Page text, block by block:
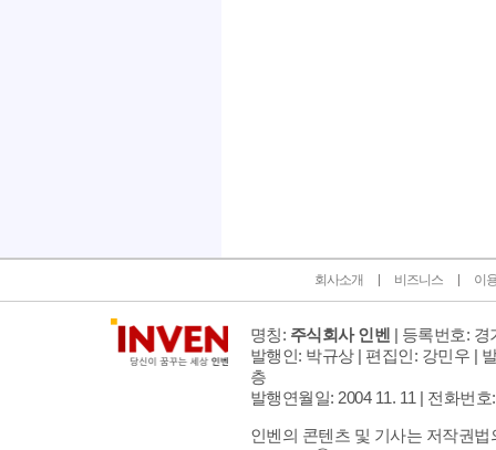
회사소개 비즈니스 이
명칭: 주식회사 인벤 | 등록번호: 경
발행인: 박규상 | 편집인: 강민우 |
층
발행연월일: 2004 11. 11 | 전화번호
인벤의 콘텐츠 및 기사는 저작권